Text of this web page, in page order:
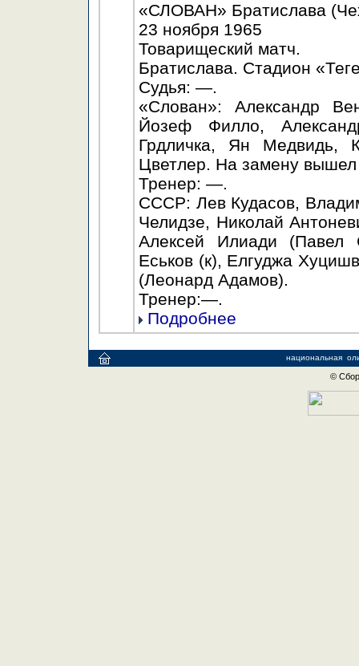
«СЛОВАН» Братислава
23 ноября 1965
Товарищеский матч.
Братислава. Стадион
Судья: —.
«Слован»: Александр
Йозеф Филло,
Грдличка, Ян Медвидь,
Цветлер. На замену
Тренер: —.
СССР: Лев Кудасов,
Челидзе, Николай
Алексей Илиади (Павел
Еськов (к), Елгуджа
(Леонард Адамов).
Тренер:—.
Подробнее
национальная
©